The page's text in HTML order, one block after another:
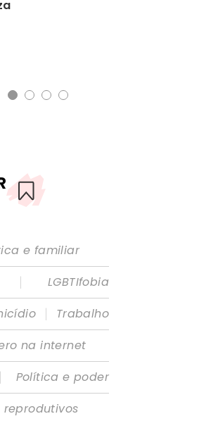
e familiar
|
LGBTIfobia
|
Trabalho
na internet
|
Política e poder
reprodutivos